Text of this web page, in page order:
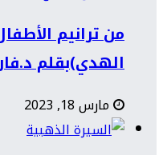
من ترانيم
الهدي)بقلم
مارس 18, 2023